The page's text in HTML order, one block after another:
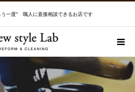
う一度" 職人に直接相談できるお店です